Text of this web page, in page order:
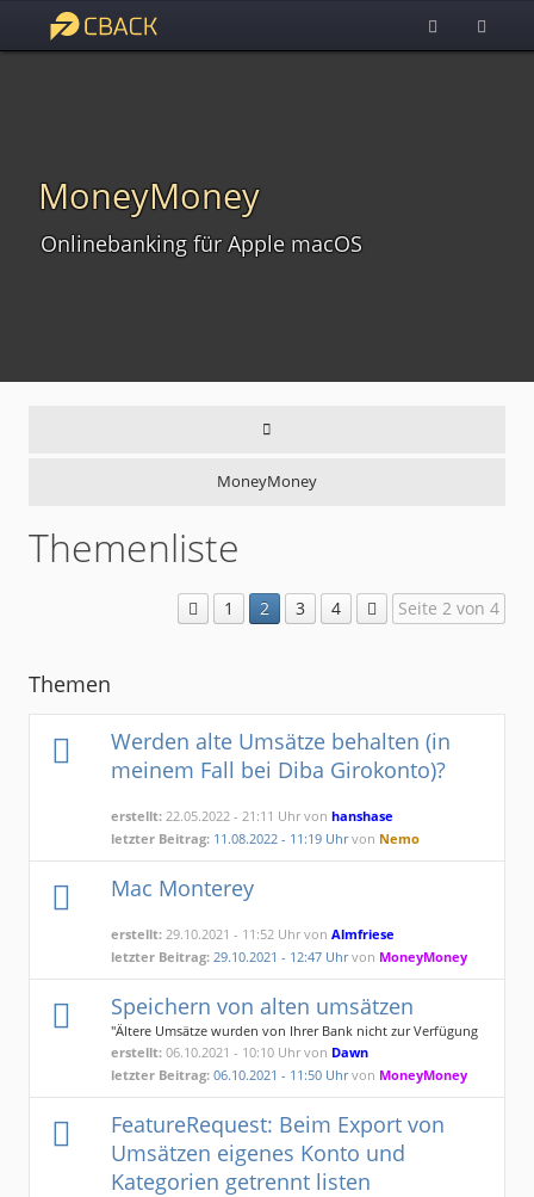
MoneyMoney
Onlinebanking für Apple macOS
MoneyMoney
Themenliste
1 2 3 4 Seite 2 von 4
Themen
Werden alte Umsätze behalten (in
meinem Fall bei Diba Girokonto)?
erstellt: 22.05.2022 - 21:11 Uhr vonhanshase
letzter Beitrag: 11.08.2022 - 11:19 Uhrvon Nemo
Mac Monterey
erstellt: 29.10.2021 - 11:52 Uhr vonAlmfriese
letzter Beitrag: 29.10.2021 - 12:47 Uhrvon MoneyMoney
Speichern von alten umsätzen
"Ältere Umsätze wurden von Ihrer Bank nicht zur Verfügung
gestellt"
erstellt: 06.10.2021 - 10:10 Uhr von Dawn
letzter Beitrag: 06.10.2021 - 11:50 Uhrvon MoneyMoney
FeatureRequest: Beim Export von
Umsätzen eigenes Konto und
Kategorien getrennt listen